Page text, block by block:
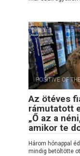
POSITIVE OF
Az ötéves
rámutatott
„Ő az a
amikor te
Három hónappal
mindig betöltötte